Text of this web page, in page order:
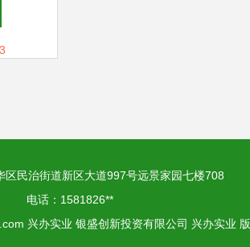
区民治街道新区大道997号远景家园七楼708
电话：1581826**
兴办实业 银盛创新投资有限公司 兴办实业